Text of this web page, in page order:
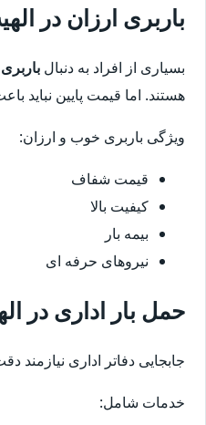
باربری ارزان در
بسیاری از افراد به دنبال
هستند. اما قیمت پایین نباید
ویژگی باربری خوب و ارزان:
قیمت شفاف
کیفیت بالا
بیمه بار
نیروهای حرفه ای
حمل بار اداری در
جابجایی دفاتر اداری نیازمند
خدمات شامل: